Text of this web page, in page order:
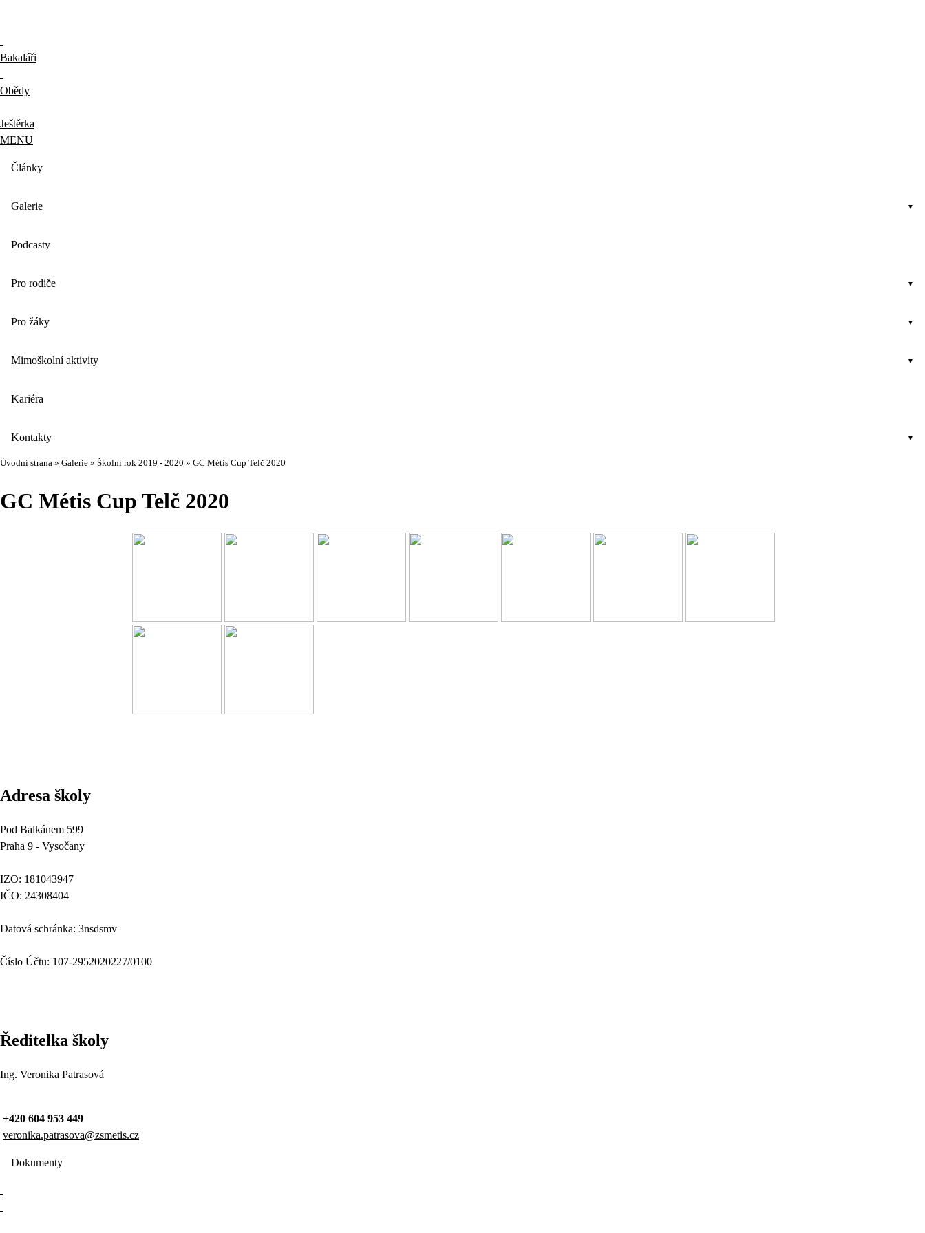
Bakaláři
Obědy
Ještěrka
MENU
Články
Galerie
Podcasty
Pro rodiče
Pro žáky
Mimoškolní aktivity
Kariéra
Kontakty
Úvodní strana » Galerie » Školní rok 2019 - 2020 » GC Métis Cup Telč 2020
GC Métis Cup Telč 2020
Adresa školy
Pod Balkánem 599
Praha 9 - Vysočany
IZO: 181043947
IČO: 24308404
Datová schránka: 3nsdsmv
Číslo Účtu: 107-2952020227/0100
Ředitelka školy
Ing. Veronika Patrasová
+420 604 953 449
veronika.patrasova@zsmetis.cz
Dokumenty